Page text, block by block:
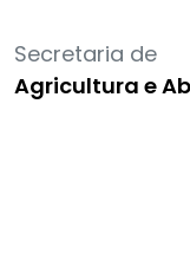
Secretaria de
Agricultura e